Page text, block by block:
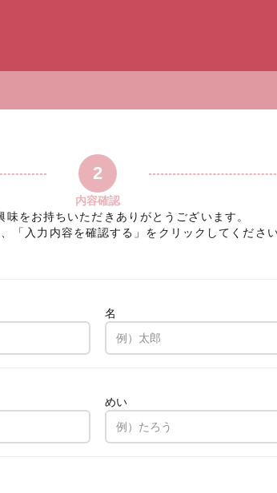
2
内容確認
味をお持ちいただきありがとうございます。
「入力内容を確認する」をクリックしてください
名
めい